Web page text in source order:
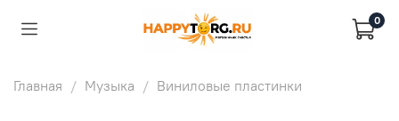
0
Главная Музыка Виниловые пластинки